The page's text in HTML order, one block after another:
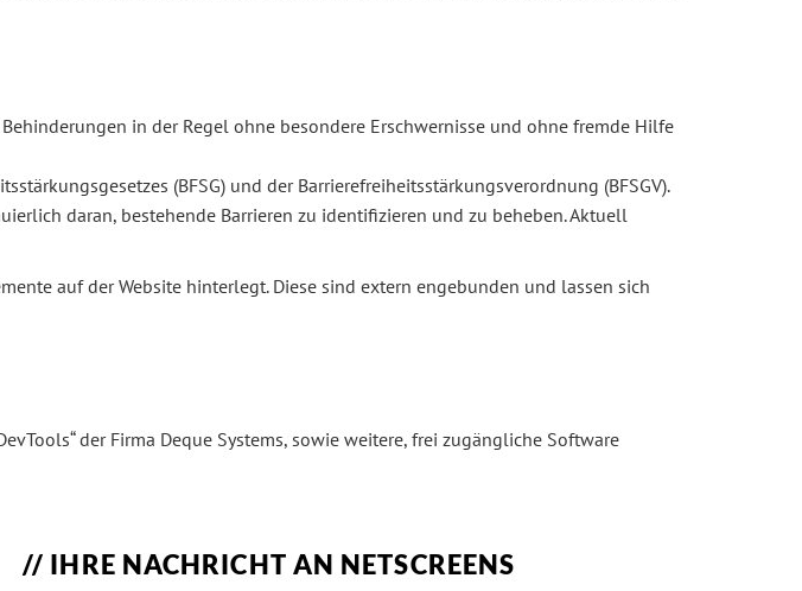
in der Regel ohne besondere Erschwernisse und ohne fremde Hilfe
(BFSG) und der Barrierefreiheitsstärkungsverordnung (BFSGV).
daran, bestehende Barrieren zu identifizieren und zu beheben. Aktuell
auf der Website hinterlegt. Diese sind extern engebunden und lassen sich
der Firma Deque Systems, sowie weitere, frei zugängliche Software
IHRE NACHRICHT AN NETSCREENS